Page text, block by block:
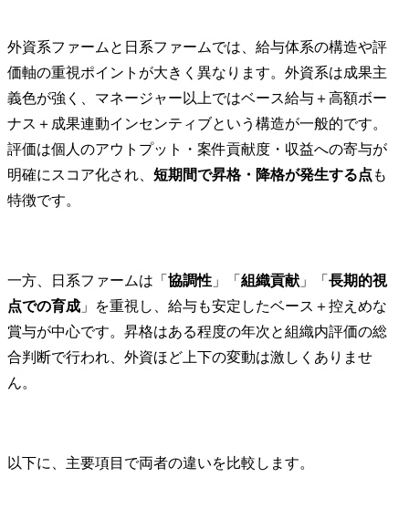
外資系ファームと日系ファームでは、給与体系の構造や評
価軸の重視ポイントが大きく異なります。外資系は成果主
義色が強く、マネージャー以上ではベース給与＋高額ボー
ナス＋成果連動インセンティブという構造が一般的です。
評価は個人のアウトプット・案件貢献度・収益への寄与が
明確にスコア化され、 短期間で昇格・降格が発生する点 も
特徴です。
一方、日系ファームは「 協調性 」「 組織貢献 」「 長期的視
点での育成 」を重視し、給与も安定したベース＋控えめな
賞与が中心です。昇格はある程度の年次と組織内評価の総
合判断で行われ、外資ほど上下の変動は激しくありませ
ん。
以下に、主要項目で両者の違いを比較します。